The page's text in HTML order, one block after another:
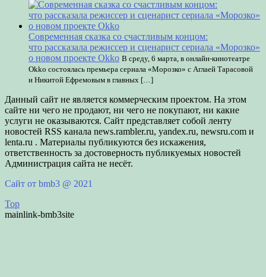
Современная сказка со счастливым концом:
что рассказала режиссер и сценарист сериала «Морозко»
о новом проекте Okko В среду, 6 марта, в онлайн-кинотеатре
Okko состоялась премьера сериала «Морозко» с Аглаей Тарасовой
и Никитой Ефремовым в главных […]
Данный сайт не является коммерческим проектом. На этом
сайте ни чего не продают, ни чего не покупают, ни какие
услуги не оказываются. Сайт представляет собой ленту
новостей RSS канала news.rambler.ru, yandex.ru, newsru.com и
lenta.ru . Материалы публикуются без искажения,
ответственность за достоверность публикуемых новостей
Администрация сайта не несёт.
Сайт от bmb3 @ 2021
Top
mainlink-bmb3site